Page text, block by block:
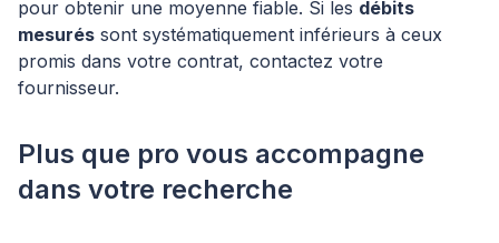
pour obtenir une moyenne fiable. Si les débits
mesurés sont systématiquement inférieurs à ceux
promis dans votre contrat, contactez votre
fournisseur.
Plus que pro vous accompagne
dans votre recherche